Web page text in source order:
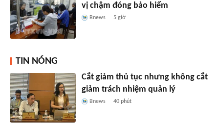
vị chậm đóng bảo hiểm
Bnews 5 giờ
TIN NÓNG
Cắt giảm thủ tục nhưng không cắt
giảm trách nhiệm quản lý
Bnews 40 phút